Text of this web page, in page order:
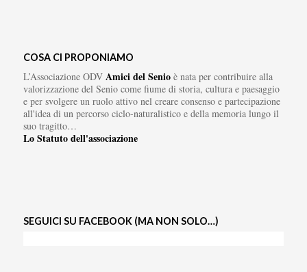
COSA CI PROPONIAMO
L’Associazione ODV Amici del Senioè nata per contribuire alla
valorizzazione del Senio come fiume di storia, cultura e paesaggio
e per svolgere un ruolo attivo nel creare consenso e partecipazione
all'idea di un percorso ciclo-naturalistico e della memoria lungo il
suo tragitto…
Lo Statuto dell'associazione
SEGUICI SU FACEBOOK (MA NON SOLO…)